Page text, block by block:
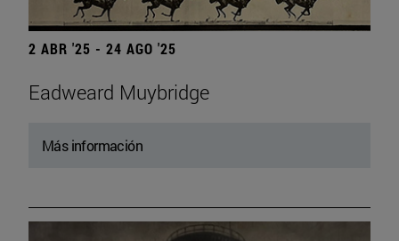
2 ABR '25 - 24 AGO '25
Eadweard Muybridge
Más información